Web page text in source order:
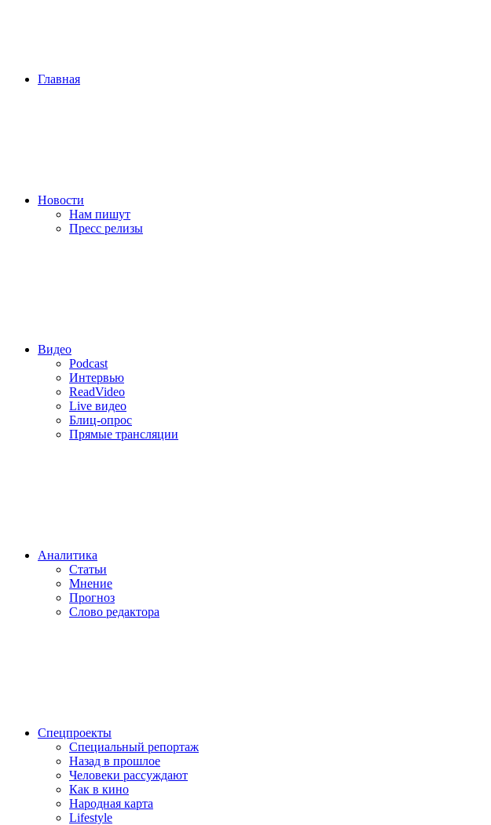
Главная
Новости
Нам пишут
Пресс релизы
Видео
Podcast
Интервью
ReadVideo
Live видео
Блиц-опрос
Прямые трансляции
Аналитика
Статьи
Мнение
Прогноз
Cлово редактора
Спецпроекты
Специальный репортаж
Назад в прошлое
Человеки рассуждают
Как в кино
Народная карта
Lifestyle